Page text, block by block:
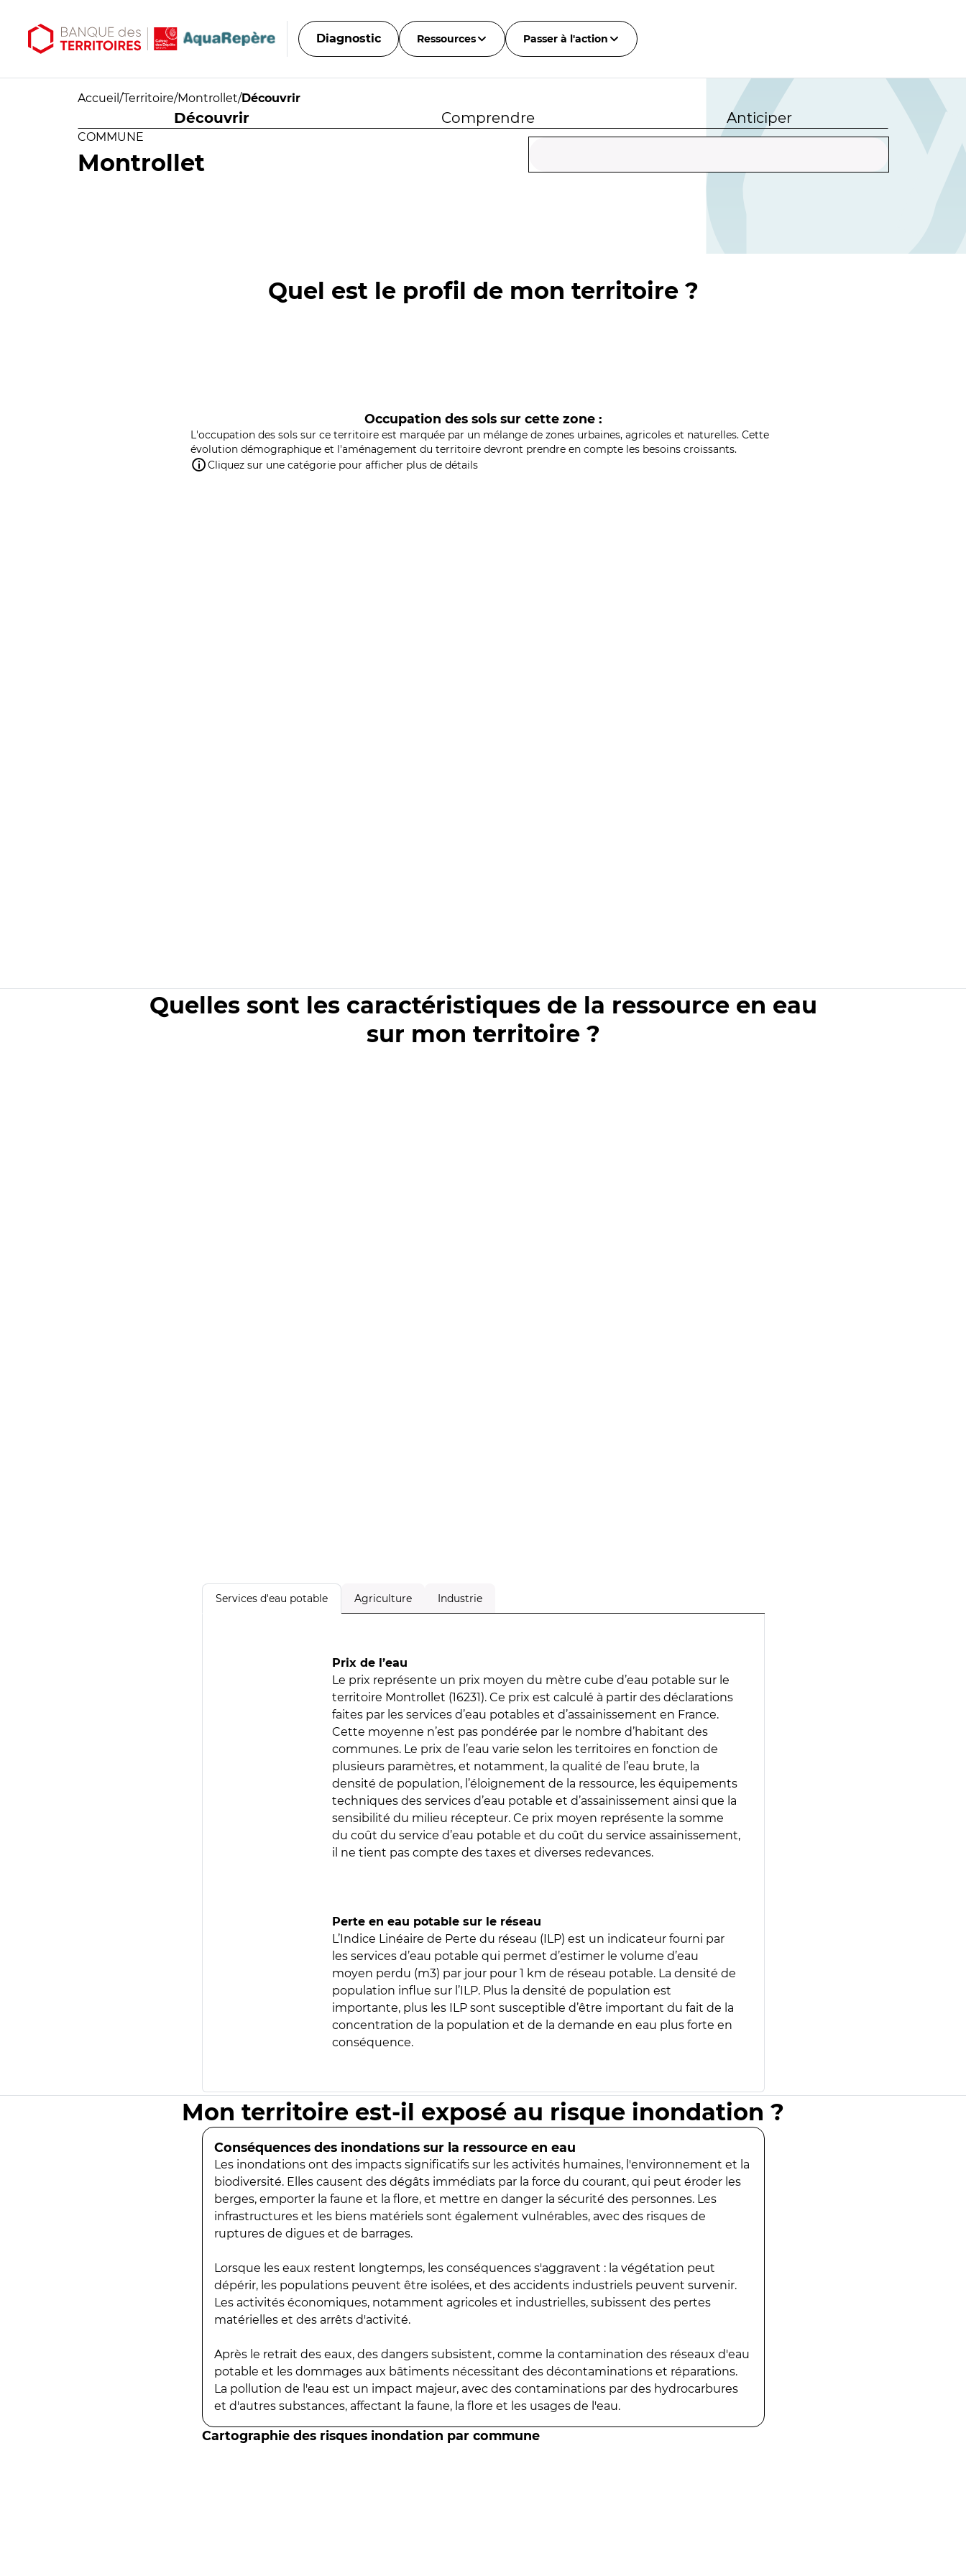
Diagnostic Ressources Passer à l'action
Accueil /Territoire/Montrollet/Découvrir
Découvrir Comprendre Anticiper
COMMUNE
Montrollet
Quel est le profil de mon territoire ?
Occupation des sols sur cette zone :
L'occupation des sols sur ce territoire est marquée par un mélange de zones urbaines, agricoles et naturelles. Cette
évolution démographique et l'aménagement du territoire devront prendre en compte les besoins croissants.
Cliquez sur une catégorie pour afficher plus de détails
Quelles sont les caractéristiques de la ressource en eau
sur mon territoire ?
Services d'eau potable Agriculture Industrie
Prix de l’eau
Le prix représente un prix moyen du mètre cube d’eau potable sur le
territoire Montrollet (16231). Ce prix est calculé à partir des déclarations
faites par les services d’eau potables et d’assainissement en France.
Cette moyenne n’est pas pondérée par le nombre d’habitant des
communes. Le prix de l’eau varie selon les territoires en fonction de
plusieurs paramètres, et notamment, la qualité de l’eau brute, la
densité de population, l’éloignement de la ressource, les équipements
techniques des services d’eau potable et d’assainissement ainsi que la
sensibilité du milieu récepteur. Ce prix moyen représente la somme
du coût du service d’eau potable et du coût du service assainissement,
il ne tient pas compte des taxes et diverses redevances.
Perte en eau potable sur le réseau
L’Indice Linéaire de Perte du réseau (ILP) est un indicateur fourni par
les services d’eau potable qui permet d’estimer le volume d’eau
moyen perdu (m3) par jour pour 1 km de réseau potable. La densité de
population influe sur l’ILP. Plus la densité de population est
importante, plus les ILP sont susceptible d’être important du fait de la
concentration de la population et de la demande en eau plus forte en
conséquence.
Mon territoire est-il exposé au risque inondation ?
Conséquences des inondations sur la ressource en eau
Les inondations ont des impacts significatifs sur les activités humaines, l'environnement et la
biodiversité. Elles causent des dégâts immédiats par la force du courant, qui peut éroder les
berges, emporter la faune et la flore, et mettre en danger la sécurité des personnes. Les
infrastructures et les biens matériels sont également vulnérables, avec des risques de
ruptures de digues et de barrages.
Lorsque les eaux restent longtemps, les conséquences s'aggravent : la végétation peut
dépérir, les populations peuvent être isolées, et des accidents industriels peuvent survenir.
Les activités économiques, notamment agricoles et industrielles, subissent des pertes
matérielles et des arrêts d'activité.
Après le retrait des eaux, des dangers subsistent, comme la contamination des réseaux d'eau
potable et les dommages aux bâtiments nécessitant des décontaminations et réparations.
La pollution de l'eau est un impact majeur, avec des contaminations par des hydrocarbures
et d'autres substances, affectant la faune, la flore et les usages de l'eau.
Cartographie des risques inondation par commune